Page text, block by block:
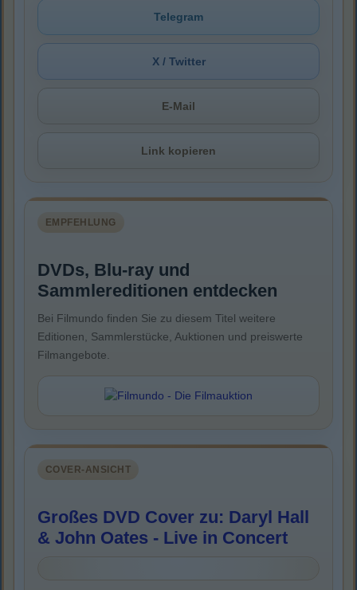
Telegram
X / Twitter
E-Mail
Link kopieren
EMPFEHLUNG
DVDs, Blu-ray und
Sammlereditionen entdecken
Bei Filmundo finden Sie zu diesem Titel weitere
Editionen, Sammlerstücke, Auktionen und preiswerte
Filmangebote.
COVER-ANSICHT
Großes DVD Cover zu: Daryl Hall
& John Oates - Live in Concert